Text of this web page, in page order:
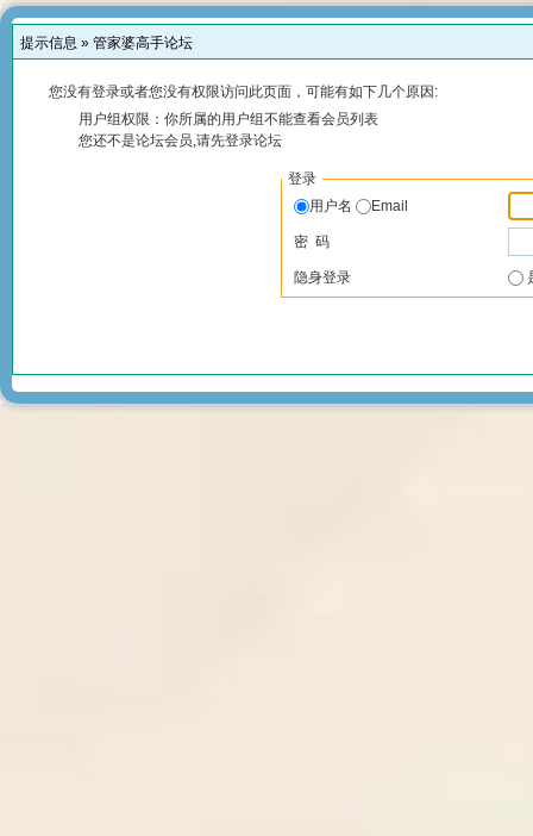
提示信息 » 管家婆高手论坛
您没有登录或者您没有权限访问此页面，可能有如下几个原因:
用户组权限：你所属的用户组不能查看会员列表
您还不是论坛会员,请先登录论坛
登录
用户名
Email
密 码
隐身登录